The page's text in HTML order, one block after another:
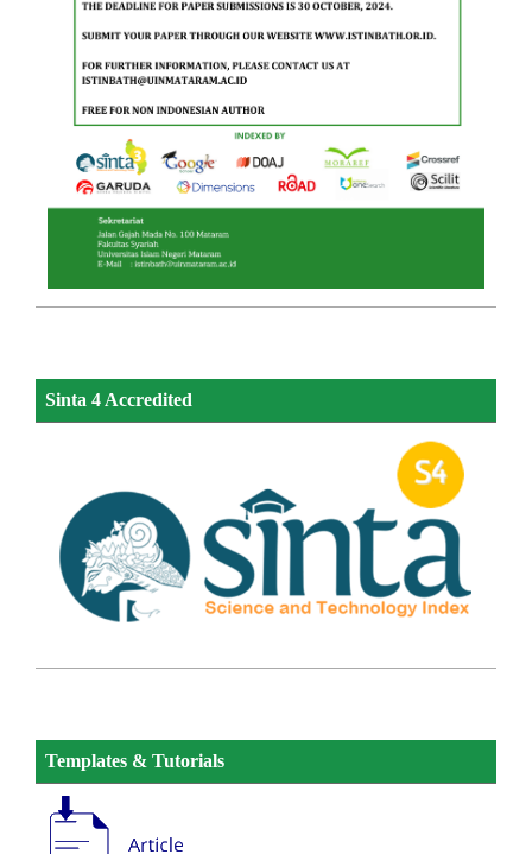
Sinta 4 Accredited
Templates & Tutorials